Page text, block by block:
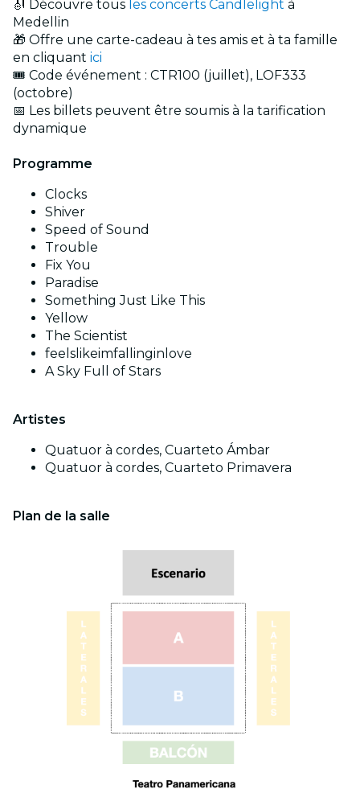
🎻 Découvre tous les concerts Candlelight à
Medellin
🎁 Offre une carte-cadeau à tes amis et à ta famille
en cliquant ici
🎟️ Code événement : CTR100 (juillet), LOF333
(octobre)
📅 Les billets peuvent être soumis à la tarification
dynamique
Programme
Clocks
Shiver
Speed of Sound
Trouble
Fix You
Paradise
Something Just Like This
Yellow
The Scientist
feelslikeimfallinginlove
A Sky Full of Stars
Artistes
Quatuor à cordes, Cuarteto Ámbar
Quatuor à cordes, Cuarteto Primavera
Plan de la salle